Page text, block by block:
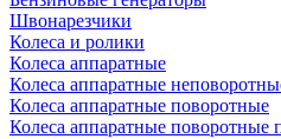
Швонарезчики
Колеса и ролики
Колеса аппаратные
Колеса аппаратные
Колеса аппаратные поворотные
Колеса аппаратные поворотные